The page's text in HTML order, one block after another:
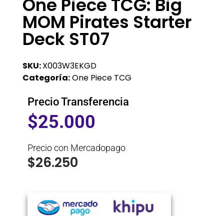
One Piece TCG: Big
MOM Pirates Starter
Deck ST07
SKU:X003W3EKGD
Categoría:One Piece TCG
Precio Transferencia
$25.000
Precio con Mercadopago
$26.250